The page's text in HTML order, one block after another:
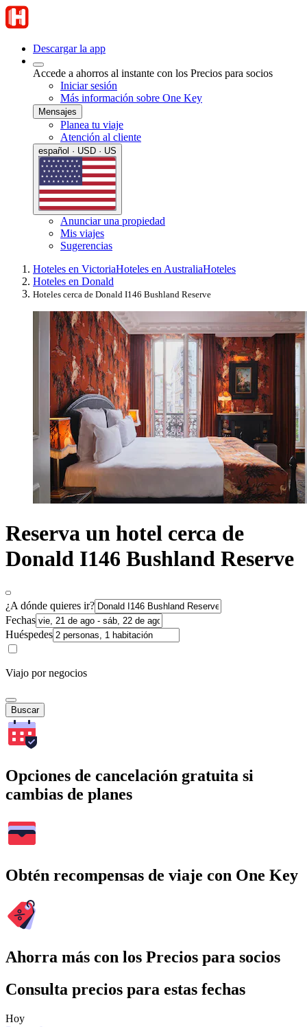
Descargar la app
Accede a ahorros al instante con los Precios para socios
Iniciar sesión
Más información sobre One Key
Mensajes
Planea tu viaje
Atención al cliente
español · USD · US
Anunciar una propiedad
Mis viajes
Sugerencias
Hoteles en VictoriaHoteles en AustraliaHoteles
Hoteles en Donald
Hoteles cerca de Donald I146 Bushland Reserve
Reserva un hotel cerca de
Donald I146 Bushland Reserve
¿A dónde quieres ir?
Fechas
Huéspedes
Viajo por negocios
Buscar
Opciones de cancelación gratuita si
cambias de planes
Obtén recompensas de viaje con One Key
Ahorra más con los Precios para socios
Consulta precios para estas fechas
Hoy